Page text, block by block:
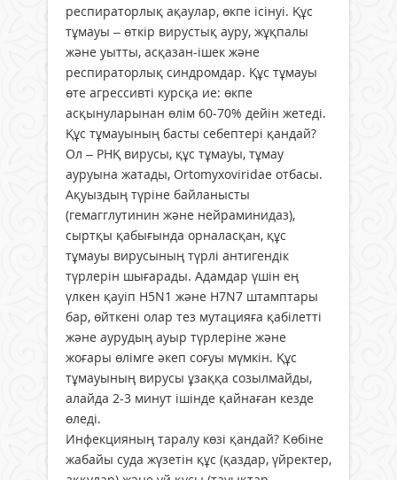
респираторлық ақаулар, өкпе ісінуі. Құс
тұмауы – өткір вирустық ауру, жұқпалы
және уытты, асқазан-ішек және
респираторлық синдромдар. Құс тұмауы
өте агрессивті курсқа ие: өкпе
асқынуларынан өлім 60-70% дейін жетеді.
Құс тұмауының басты себептері қандай?
Ол – РНҚ вирусы, құс тұмауы, тұмау
ауруына жатады, Ortomyxoviridae отбасы.
Ақуыздың түріне байланысты
(гемагглутинин және нейраминидаз),
сыртқы қабығында орналасқан, құс
тұмауы вирусының түрлі антигендік
түрлерін шығарады. Адамдар үшін ең
үлкен қауіп H5N1 және H7N7 штамптары
бар, өйткені олар тез мутацияға қабілетті
және аурудың ауыр түрлеріне және
жоғары өлімге әкеп соғуы мүмкін. Құс
тұмауының вирусы ұзаққа созылмайды,
алайда 2-3 минут ішінде қайнаған кезде
өледі.
Инфекцияның таралу көзі қандай? Көбіне
жабайы суда жүзетін құс (қаздар, үйректер,